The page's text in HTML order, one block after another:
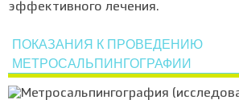
эффективного лечения.
ПОКАЗАНИЯ К ПРОВЕДЕНИЮ
МЕТРОСАЛЬПИНГОГРАФИИ